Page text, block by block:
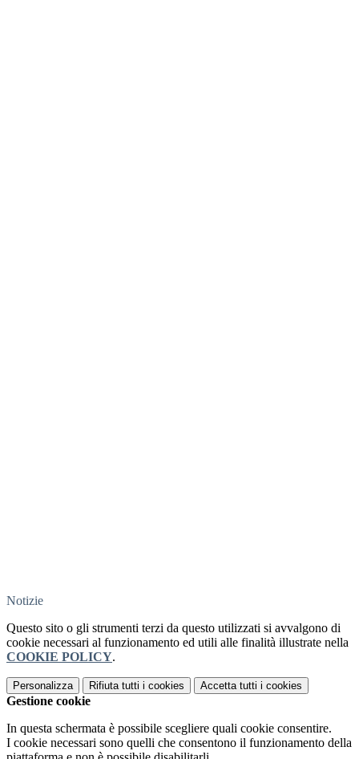
Notizie
Questo sito o gli strumenti terzi da questo utilizzati si avvalgono di
cookie necessari al funzionamento ed utili alle finalità illustrate nella
COOKIE POLICY.
Personalizza Rifiuta tutti i cookies Accetta tutti i cookies
Gestione cookie
In questa schermata è possibile scegliere quali cookie consentire.
I cookie necessari sono quelli che consentono il funzionamento della